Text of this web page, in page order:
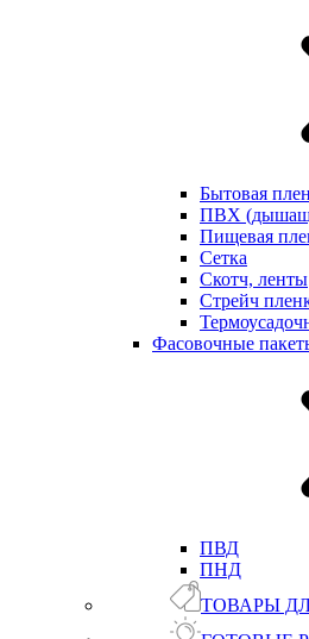
Бытовая
ПВХ
Пищевая
Сетка
Скотч, ленты
Стрейч
Фасовочные
ПВД
ПНД
ТОВАРЫ